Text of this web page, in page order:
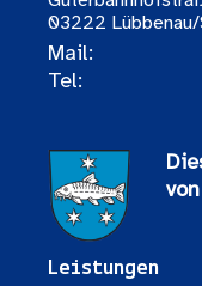
03222 Lübbenau/
Mail:
Tel:
Leistungen